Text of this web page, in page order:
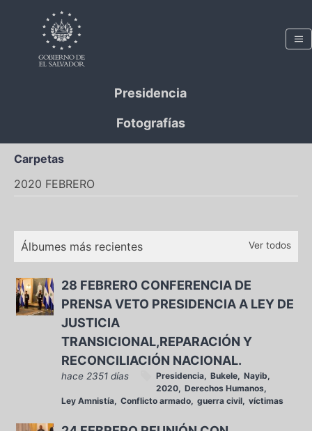
Presidencia
Fotografías
Carpetas
2020 FEBRERO
Ver todos
Álbumes más recientes
28 FEBRERO CONFERENCIA DE
PRENSA VETO PRESIDENCIA A LEY DE
JUSTICIA
TRANSICIONAL,REPARACIÓN Y
RECONCILIACIÓN NACIONAL.
hace 2351 días Presidencia Bukele Nayib
2020 Derechos Humanos
Ley Amnistía Conflicto armado guerra civil víctimas